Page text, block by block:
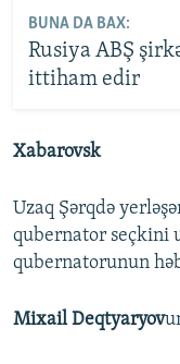
BUNA DA BAX:
Rusiya ABŞ
ittiham edir
Xabarovsk
Uzaq Şərqdə
qubernator seçkini
qubernatorunun
Mixail Deqtyaryov